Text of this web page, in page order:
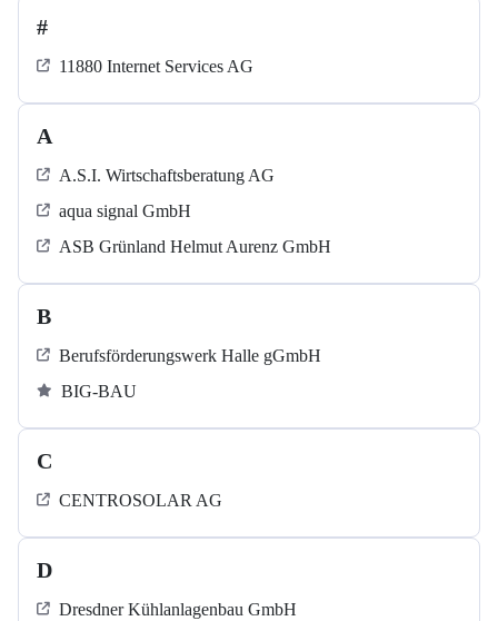
#
11880 Internet Services AG
A
A.S.I. Wirtschaftsberatung AG
aqua signal GmbH
ASB Grün­land Helmut Au­renz GmbH
B
Berufsförderungswerk Halle gGmbH
BIG-BAU
C
CENTROSOLAR AG
D
Dresdner Kühlanlagenbau GmbH